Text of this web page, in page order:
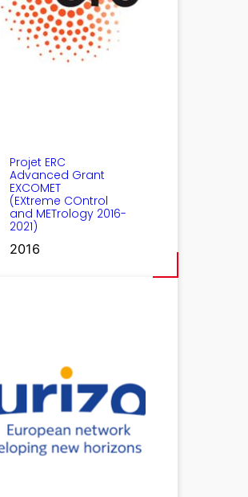
Projet ERC
Advanced Grant
EXCOMET
(EXtreme COntrol
and METrology 2016-
2021)
2016